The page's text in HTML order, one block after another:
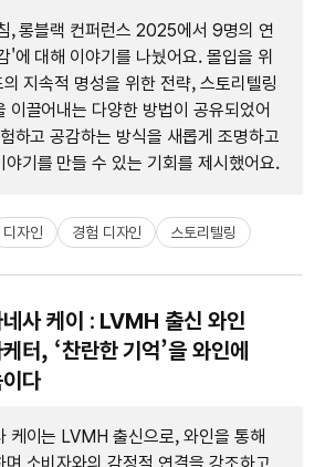
, 롱블랙 컨퍼런스 2025에서 9명의 연
'에 대해 이야기를 나눴어요. 몰입을 위
지속적 명성을 위한 전략, 스토리텔링
이끌어내는 다양한 방법이 공유되었어
하고 공감하는 방식을 새롭게 조명하고
기를 만들 수 있는 기회를 제시했어요.
디자인 경험 디자인 스토리텔링
네사 케이 : LVMH 출신 와인
터, ‘찬란한 기억’을 와인에
다
케이는 LVMH 출신으로, 와인을 통해
소비자와의 감정적 연결을 강조하고